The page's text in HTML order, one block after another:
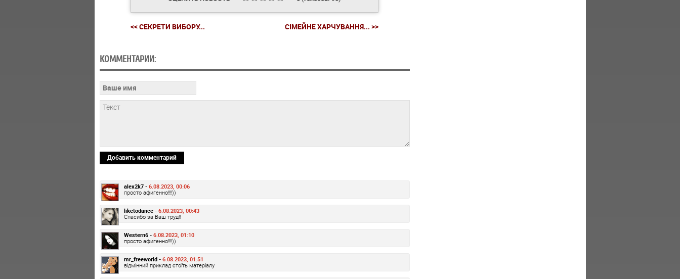
<< СЕКРЕТИ ВИБОРУ... СІМЕЙНЕ ХАРЧУВАННЯ... >>
КОММЕНТАРИИ:
Добавить комментарий
alex2k7 - 6.08.2023, 00:06
просто афигенно!!!!))
liketodance - 6.08.2023, 00:43
Спасибо за Ваш труд!!
Western6 - 6.08.2023, 01:10
просто афигенно!!!!))
mr_freeworld - 6.08.2023, 01:51
відмінний приклад стоїть матеріалу